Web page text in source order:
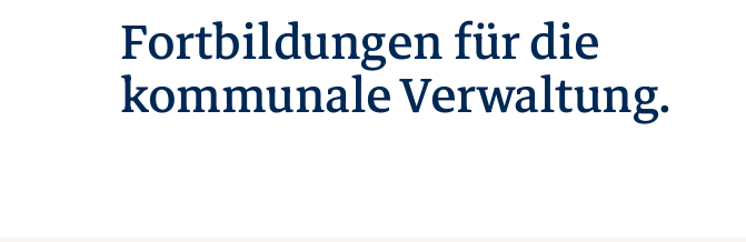
Fortbildungen für die
kommunale Verwaltung.